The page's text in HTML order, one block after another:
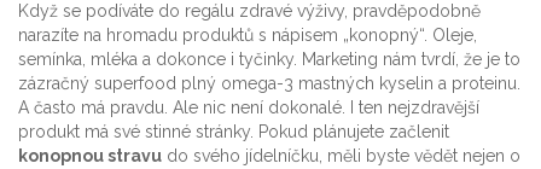
Když se podíváte do regálu zdravé výživy, pravděpodobně
narazíte na hromadu produktů s nápisem „konopný“. Oleje,
semínka, mléka a dokonce i tyčinky. Marketing nám tvrdí, že je to
zázračný superfood plný omega-3 mastných kyselin a proteinu.
A často má pravdu. Ale nic není dokonalé. I ten nejzdravější
produkt má své stinné stránky. Pokud plánujete začlenit
konopnou stravu do svého jídelníčku, měli byste vědět nejen o